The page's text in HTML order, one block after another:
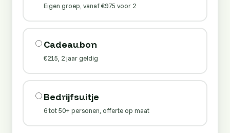
Eigen groep, vanaf €975 voor 2
Cadeaubon
€215, 2 jaar geldig
Bedrijfsuitje
6 tot 50+ personen, offerte op maat